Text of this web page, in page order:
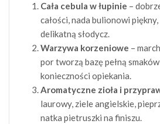
Cała cebula w łupinie –
całości, nada bulionowi
delikatną słodycz.
Warzywa korzeniowe –
por tworzą bazę pełną
konieczności opiekania.
Aromatyczne zioła i
laurowy, ziele angielskie,
natka pietruszki na finiszu.